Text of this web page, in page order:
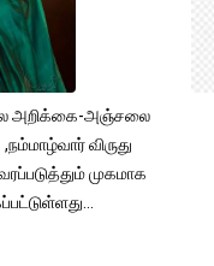
அறிக்கை-அஞ்சலை
விருது
முகமாக